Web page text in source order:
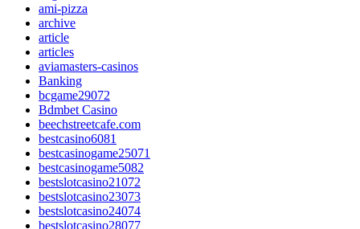
ami-pizza
archive
article
articles
aviamasters-casinos
Banking
bcgame29072
Bdmbet Casino
beechstreetcafe.com
bestcasino6081
bestcasinogame25071
bestcasinogame5082
bestslotcasino21072
bestslotcasino23073
bestslotcasino24074
bestslotcasino28077